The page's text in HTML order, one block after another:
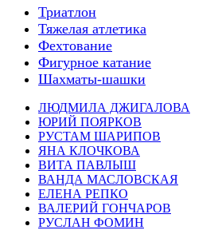
Триатлон
Тяжелая атлетика
Фехтование
Фигурное катание
Шахматы-шашки
ЛЮДМИЛА ДЖИГАЛОВА
ЮРИЙ ПОЯРКОВ
РУСТАМ ШАРИПОВ
ЯНА КЛОЧКОВА
ВИТА ПАВЛЫШ
ВАНДА МАСЛОВСКАЯ
ЕЛЕНА РЕПКО
ВАЛЕРИЙ ГОНЧАРОВ
РУСЛАН ФОМИН